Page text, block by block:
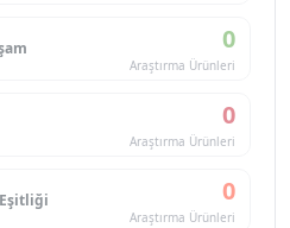
0
Araştırma Ürünleri
0
Araştırma Ürünleri
0
Araştırma Ürünleri